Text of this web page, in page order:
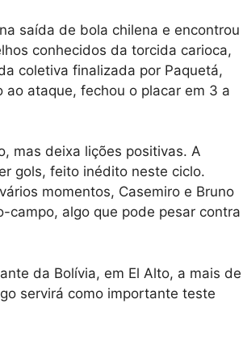
saída de bola chilena e encontrou
conhecidos da torcida carioca,
coletiva finalizada por Paquetá,
ao ataque, fechou o placar em 3 a
mas deixa lições positivas. A
gols, feito inédito neste ciclo.
momentos, Casemiro e Bruno
campo, algo que pode pesar contra
da Bolívia, em El Alto, a mais de
servirá como importante teste